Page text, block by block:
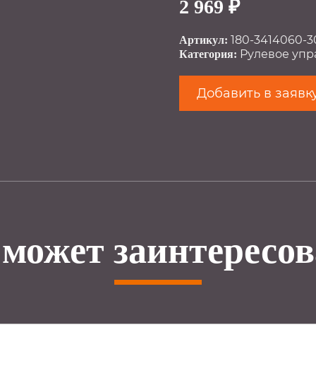
2 969 ₽
Артикул: 180-3414060-
Категория: Рулевое
Добавить в